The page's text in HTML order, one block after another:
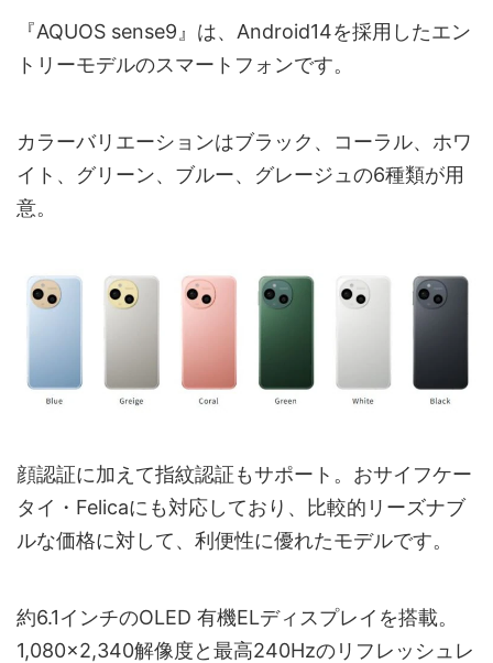
『AQUOS sense9』は、Android14を採用したエン
トリーモデルのスマートフォンです。
カラーバリエーションはブラック、コーラル、ホワ
イト、グリーン、ブルー、グレージュの6種類が用
意。
顔認証に加えて指紋認証もサポート。おサイフケー
タイ・Felicaにも対応しており、比較的リーズナブ
ルな価格に対して、利便性に優れたモデルです。
約6.1インチのOLED 有機ELディスプレイを搭載。
1,080×2,340解像度と最高240Hzのリフレッシュレ